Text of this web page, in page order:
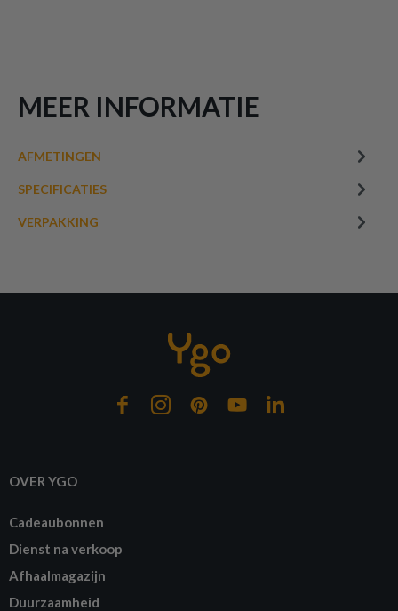
MEER INFORMATIE
AFMETINGEN
SPECIFICATIES
VERPAKKING
OVER YGO
Cadeaubonnen
Dienst na verkoop
Afhaalmagazijn
Duurzaamheid